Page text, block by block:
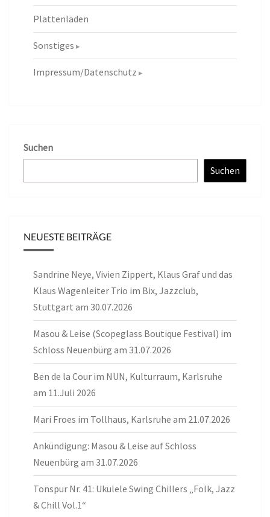
Plattenläden
Sonstiges
Impressum/Datenschutz
Suchen
Suchen
NEUESTE BEITRÄGE
Sandrine Neye, Vivien Zippert, Klaus Graf und das
Klaus Wagenleiter Trio im Bix, Jazzclub,
Stuttgart am 30.07.2026
Masou & Leise (Scopeglass Boutique Festival) im
Schloss Neuenbürg am 31.07.2026
Ben de la Cour im NUN, Kulturraum, Karlsruhe
am 11.Juli 2026
Mari Froes im Tollhaus, Karlsruhe am 21.07.2026
Ankündigung: Masou & Leise auf Schloss
Neuenbürg am 31.07.2026
Tonspur Nr. 41: Ukulele Swing Chillers „Folk, Jazz
& Chill Vol.1“